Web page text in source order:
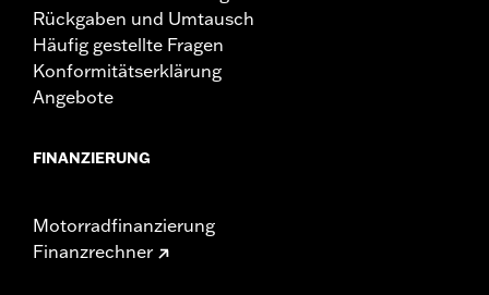
Rückgaben und Umtausch
Häufig gestellte Fragen
Konformitätserklärung
Angebote
FINANZIERUNG
Motorradfinanzierung
Finanzrechner